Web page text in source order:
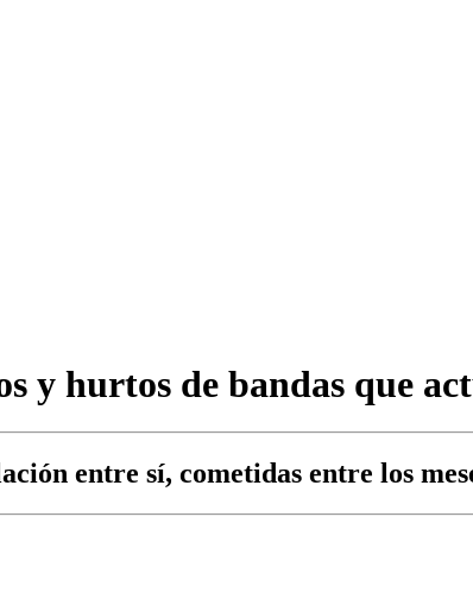
hurtos de bandas que
entre sí, cometidas entre los